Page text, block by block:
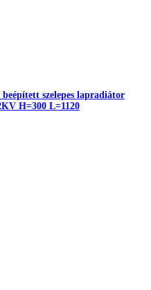
szelepes lapradiátor
H=300 L=1120